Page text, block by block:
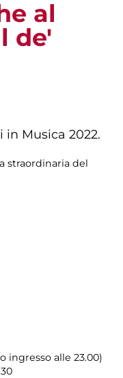
al
de'
Musica 2022.
straordinaria del
ingresso alle 23.00)